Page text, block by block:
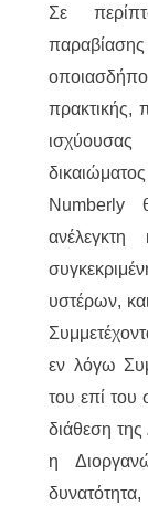
Σε
πρακτικής,
Numberly
υστέρων,
εν λόγω
του επί του
διάθεση
η